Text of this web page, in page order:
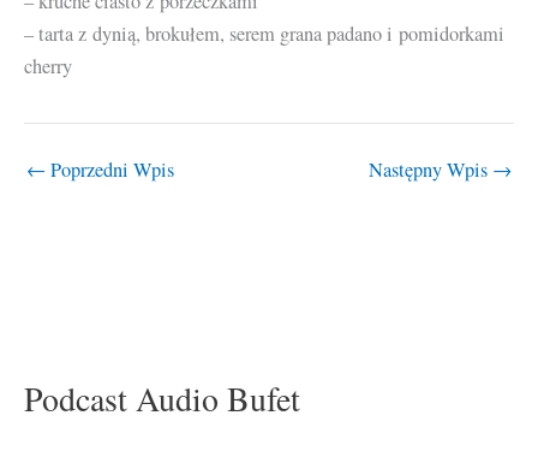
– tarta z dynią, brokułem, serem grana padano i pomidorkami
cherry
← Poprzedni Wpis Następny Wpis →
Podcast Audio Bufet